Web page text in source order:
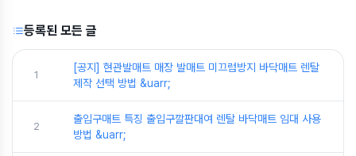
등록된 모든 글
1
[공지] 현관발매트 매장 발매트 미끄럼방지 바닥매트 렌탈
제작 선택 방법 &uarr;
2
출입구매트 특징 출입구깔판대여 렌탈 바닥매트 임대 사용
방법 &uarr;